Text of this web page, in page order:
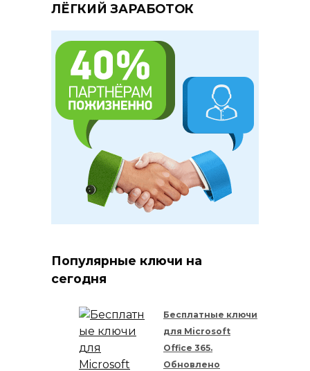
ЛЁГКИЙ ЗАРАБОТОК
Популярные ключи на
сегодня
Бесплатные ключи
для Microsoft
Office 365.
Обновлено